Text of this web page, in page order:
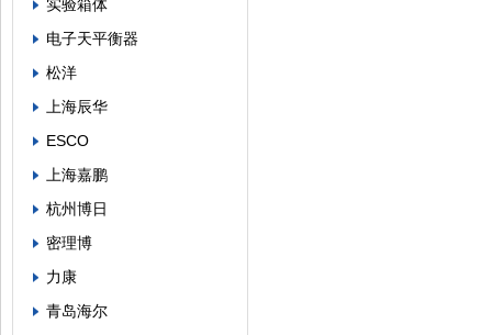
实验箱体
电子天平衡器
松洋
上海辰华
ESCO
上海嘉鹏
杭州博日
密理博
力康
青岛海尔